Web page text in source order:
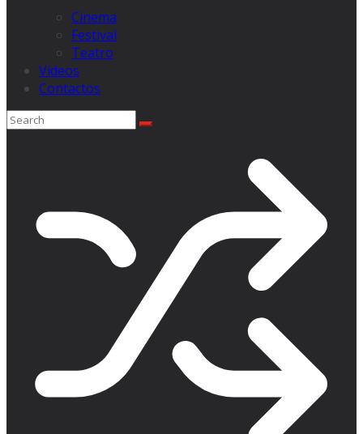
Cinema
Festival
Teatro
Videos
Contactos